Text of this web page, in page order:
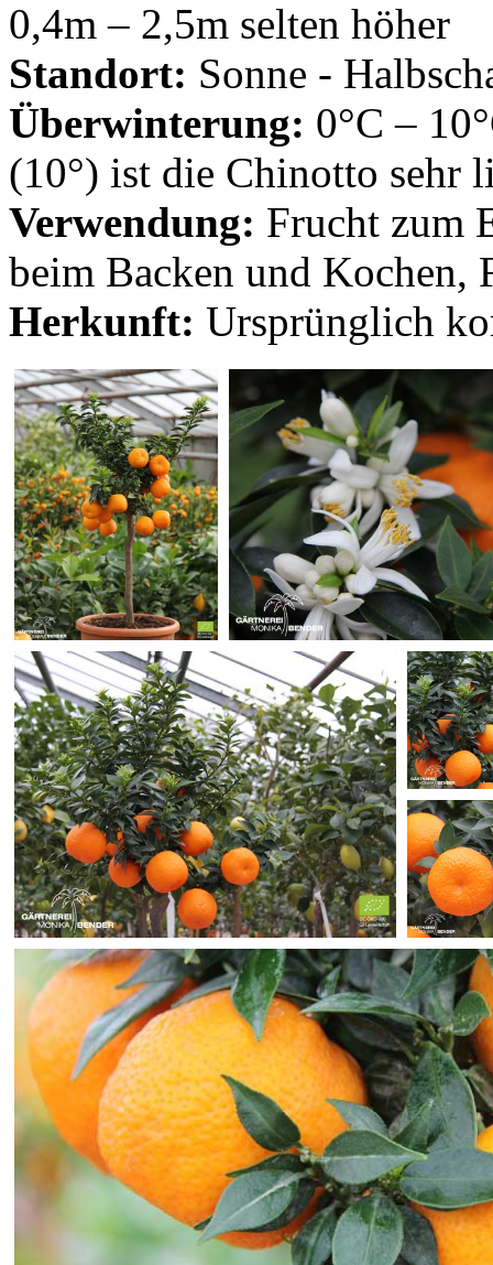
0,4m – 2,5m selten höher
Standort: Sonne -
Überwinterung: 0°C –
(10°) ist die Chinotto sehr
Verwendung: Frucht zum
beim Backen und Kochen,
Herkunft: Ursprünglich